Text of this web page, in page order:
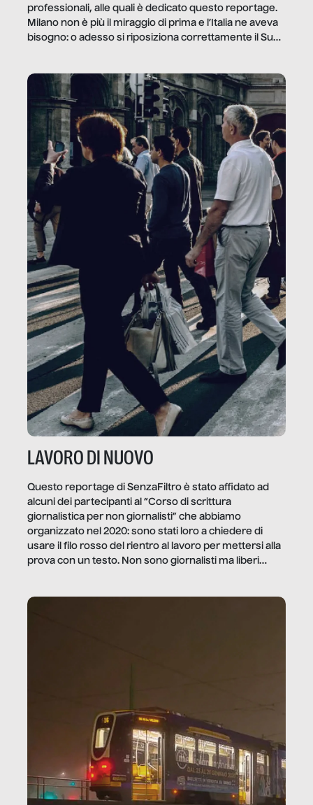
professionali, alle quali è dedicato questo reportage.
Milano non è più il miraggio di prima e l’Italia ne aveva
bisogno: o adesso si riposiziona correttamente il Sud
LAVORO DI NUOVO
Questo reportage di SenzaFiltro è stato affidato ad
alcuni dei partecipanti al “Corso di scrittura
giornalistica per non giornalisti” che abbiamo
organizzato nel 2020: sono stati loro a chiedere di
usare il filo rosso del rientro al lavoro per mettersi alla
prova con un testo. Non sono giornalisti ma liberi